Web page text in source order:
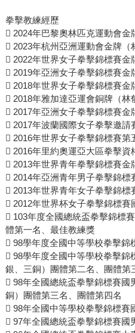
拳擊教練經歷
 2024年巴黎奧林匹克運動會金
 2023年杭州亞洲運動會金牌（
 2022年世界女子拳擊錦標賽金
 2019年亞洲女子拳擊錦標賽金
 2018年世界女子拳擊錦標賽金
 2018年雅加達亞運會銅牌（林
 2017年亞洲女子拳擊錦標賽金
 2017年波蘭國際女子拳擊邀請
 2016年世界女子拳擊錦標賽第
 2016年里約奧運亞大區拳擊資
 2013年世界青年拳擊錦標賽金
 2014年亞洲青年男子拳擊錦標
 2013年世界青年女子拳擊錦標
 2012年世界杯女子拳擊錦標賽
 103年度全國總統盃拳擊錦標
體第一名、最佳教練獎
 98學年度全國中等學校拳擊錦
 98學年度全國中等學校拳擊錦
銀、三銅）團體第二名、團體第
 98年全國總統盃拳擊錦標賽國
銅）團體第三名、團體第四名
 98年全國中等學校拳擊錦標賽
 97年全國總統盃拳擊錦標賽國